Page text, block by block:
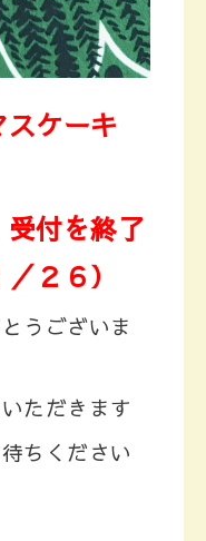
ケーキ
付を終了
２６）
うございま
ただきます
ちください